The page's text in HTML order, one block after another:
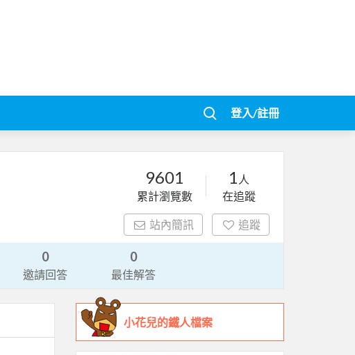
登入/註冊
9601
累計瀏覽數
1 人
在追蹤
站內簡訊 追蹤
0
邀請回答
0
最佳解答
小花兒的鐵人檔案